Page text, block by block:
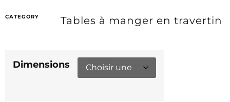
CATEGORY Tables à manger en travertin
Dimensions